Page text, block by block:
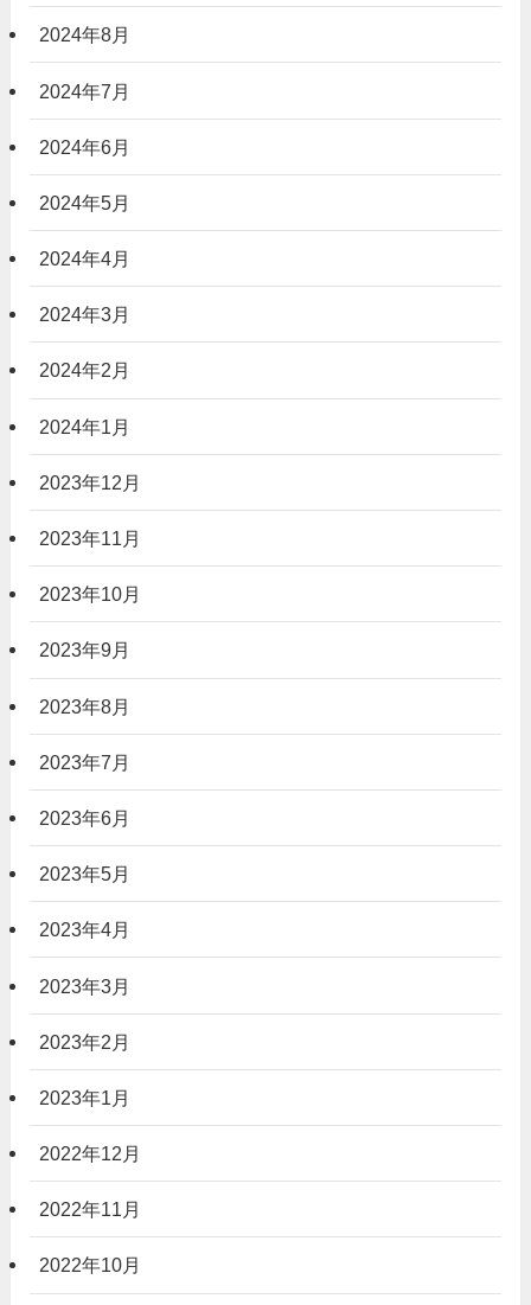
2024年8月
2024年7月
2024年6月
2024年5月
2024年4月
2024年3月
2024年2月
2024年1月
2023年12月
2023年11月
2023年10月
2023年9月
2023年8月
2023年7月
2023年6月
2023年5月
2023年4月
2023年3月
2023年2月
2023年1月
2022年12月
2022年11月
2022年10月